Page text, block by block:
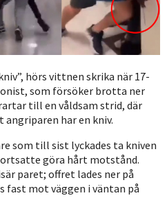
hörs vittnen skrika när 17-
som försöker brotta ner
till en våldsam strid, där
har en kniv.
som till sist lyckades ta kniven
göra hårt motstånd.
paret; offret lades ner på
fast mot väggen i väntan på